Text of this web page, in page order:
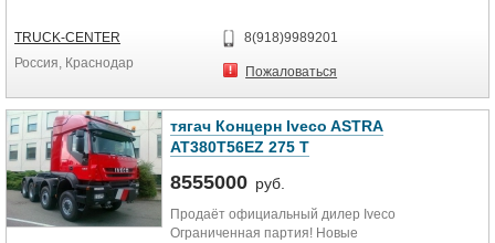
TRUCK-CENTER
Россия, Краснодар
8(918)9989201
Пожаловаться
тягач Концерн Iveco ASTRA
AT380T56EZ 275 Т
8555000 руб.
Продаёт официальный дилер Iveco
Ограниченная партия! Новые